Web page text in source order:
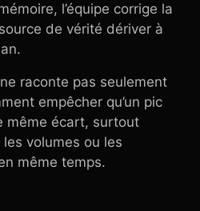
l’équipe corrige la
de vérité dériver à
raconte pas seulement
empêcher qu’un pic
même écart, surtout
volumes ou les
même temps.